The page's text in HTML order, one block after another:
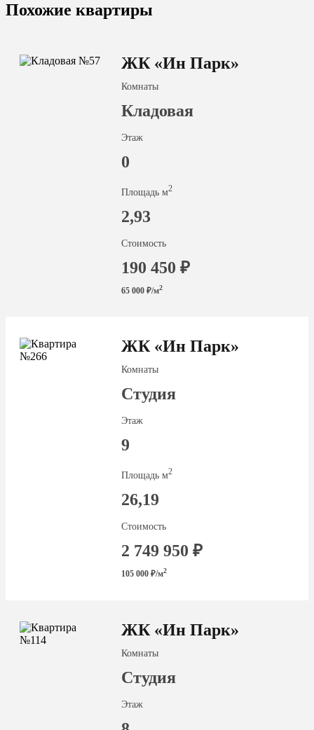
Похожие квартиры
ЖК «Ин Парк»
Комнаты
Кладовая
Этаж
0
Площадь м2
2,93
Стоимость
190 450 ₽
65 000 ₽/м2
ЖК «Ин Парк»
Комнаты
Студия
Этаж
9
Площадь м2
26,19
Стоимость
2 749 950 ₽
105 000 ₽/м2
ЖК «Ин Парк»
Комнаты
Студия
Этаж